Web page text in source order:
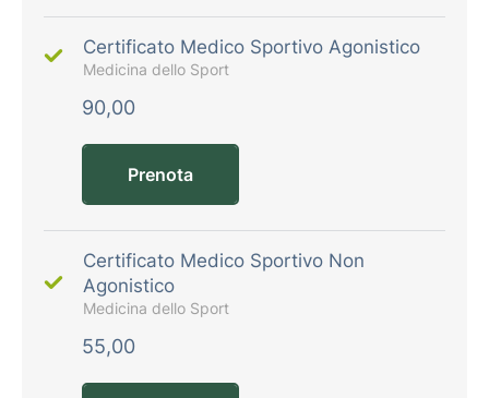
Certificato Medico Sportivo Agonistico
Medicina dello Sport
90,00
Prenota
Certificato Medico Sportivo Non
Agonistico
Medicina dello Sport
55,00